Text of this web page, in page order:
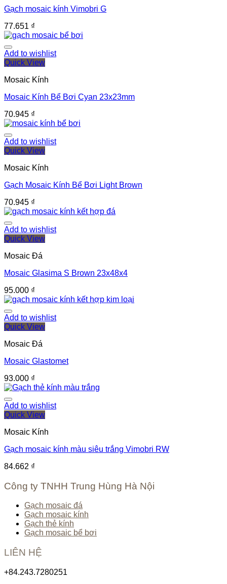
Gạch mosaic kính Vimobri G
77.651 ₫
Add to wishlist
Quick View
Mosaic Kính
Mosaic Kính Bể Bơi Cyan 23x23mm
70.945 ₫
Add to wishlist
Quick View
Mosaic Kính
Gạch Mosaic Kính Bể Bơi Light Brown
70.945 ₫
Add to wishlist
Quick View
Mosaic Đá
Mosaic Glasima S Brown 23x48x4
95.000 ₫
Add to wishlist
Quick View
Mosaic Đá
Mosaic Glastomet
93.000 ₫
Add to wishlist
Quick View
Mosaic Kính
Gạch mosaic kính màu siêu trắng Vimobri RW
84.662 ₫
Công ty TNHH Trung Hùng Hà Nội
Gạch mosaic đá
Gạch mosaic kính
Gạch thẻ kính
Gạch mosaic bể bơi
LIÊN HỆ
+84.243.7280251